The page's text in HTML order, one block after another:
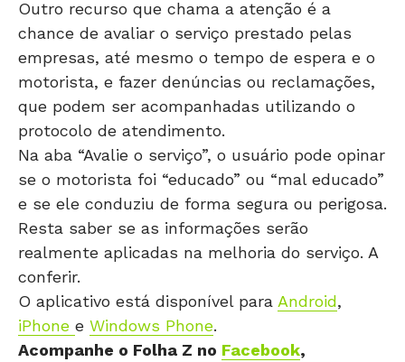
Outro recurso que chama a atenção é a
chance de avaliar o serviço prestado pelas
empresas, até mesmo o tempo de espera e o
motorista, e fazer denúncias ou reclamações,
que podem ser acompanhadas utilizando o
protocolo de atendimento.
Na aba “Avalie o serviço”, o usuário pode opinar
se o motorista foi “educado” ou “mal educado”
e se ele conduziu de forma segura ou perigosa.
Resta saber se as informações serão
realmente aplicadas na melhoria do serviço. A
conferir.
O aplicativo está disponível para Android,
iPhone e Windows Phone.
Acompanhe o Folha Z no Facebook,